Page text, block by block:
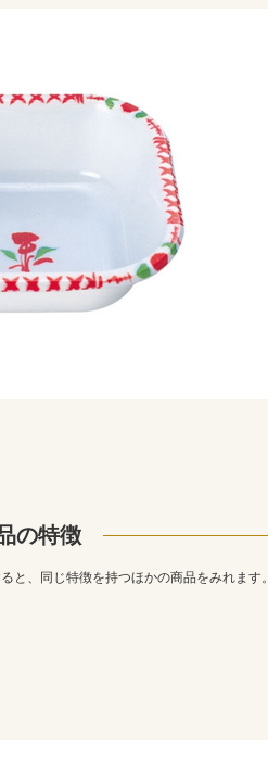
の特徴
と、同じ特徴を持つほかの商品をみれます。